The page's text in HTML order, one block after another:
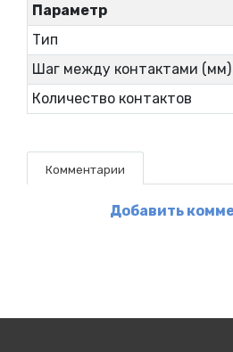
Параметр
Тип
Шаг между контактами (мм)
Количество контактов
Комментарии
Добавить